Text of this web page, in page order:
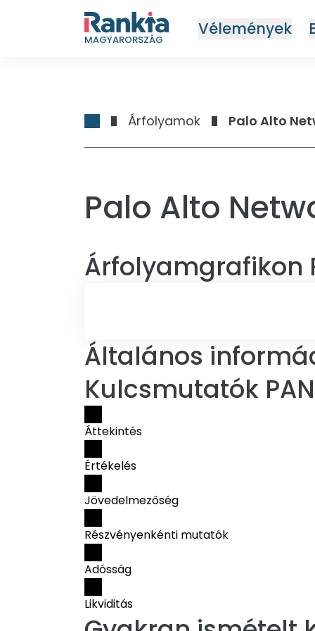
MAGYARORSZÁG
Vélemények
Árfolyamok Palo Alto
Palo Alto
Árfolyamgrafikon
Általános
Kulcsmutatók
Áttekintés
Értékelés
Jövedelmezőség
Részvényenkénti mutatók
Adósság
Likviditás